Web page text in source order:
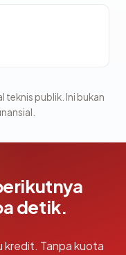
teknis publik. Ini bukan
detik.
kredit. Tanpa kuota